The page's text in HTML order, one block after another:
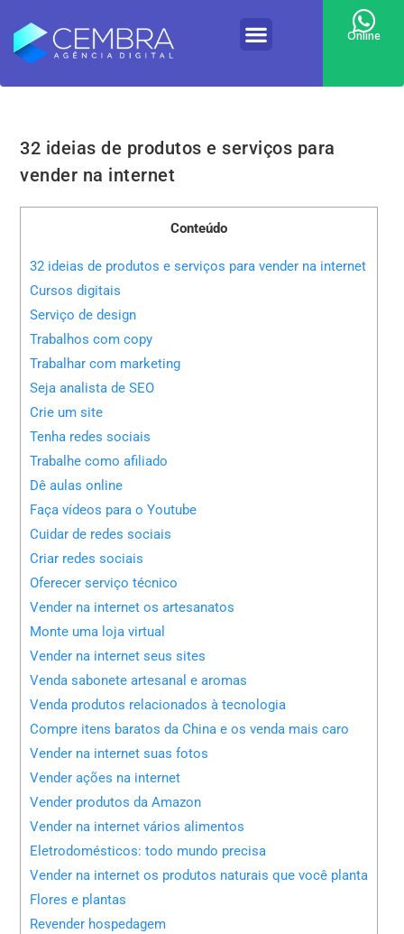
Online
32 ideias de produtos e serviços para
vender na internet
Conteúdo
32 ideias de produtos e serviços para vender na internet
Cursos digitais
Serviço de design
Trabalhos com copy
Trabalhar com marketing
Seja analista de SEO
Crie um site
Tenha redes sociais
Trabalhe como afiliado
Dê aulas online
Faça vídeos para o Youtube
Cuidar de redes sociais
Criar redes sociais
Oferecer serviço técnico
Vender na internet os artesanatos
Monte uma loja virtual
Vender na internet seus sites
Venda sabonete artesanal e aromas
Venda produtos relacionados à tecnologia
Compre itens baratos da China e os venda mais caro
Vender na internet suas fotos
Vender ações na internet
Vender produtos da Amazon
Vender na internet vários alimentos
Eletrodomésticos: todo mundo precisa
Vender na internet os produtos naturais que você planta
Flores e plantas
Revender hospedagem